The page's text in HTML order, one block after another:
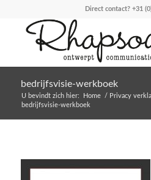
Direct contact? +31
bedrijfsvisie-werkboek
U bevindt zich hier: Home / Privacy
bedrijfsvisie-werkboek